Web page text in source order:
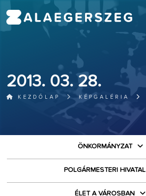
2013. 03. 28.
KEZDŐLAP KÉPGALÉRIA
ÖNKORMÁNYZAT
POLGÁRMESTERI HIVATAL
ÉLET A VÁROSBAN